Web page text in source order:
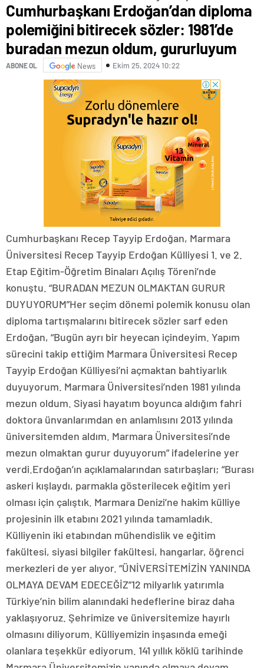
Cumhurbaşkanı Erdoğan’dan diploma
polemiğini bitirecek sözler: 1981’de
buradan mezun oldum, gururluyum
ABONE OL News Ekim 25, 2024 10:22
Cumhurbaşkanı Recep Tayyip Erdoğan, Marmara
Üniversitesi Recep Tayyip Erdoğan Külliyesi 1. ve 2.
Etap Eğitim-Öğretim Binaları Açılış Töreni’nde
konuştu. “BURADAN MEZUN OLMAKTAN GURUR
DUYUYORUM”Her seçim dönemi polemik konusu olan
diploma tartışmalarını bitirecek sözler sarf eden
Erdoğan, “Bugün ayrı bir heyecan içindeyim. Yapım
sürecini takip ettiğim Marmara Üniversitesi Recep
Tayyip Erdoğan Külliyesi’ni açmaktan bahtiyarlık
duyuyorum. Marmara Üniversitesi’nden 1981 yılında
mezun oldum. Siyasi hayatım boyunca aldığım fahri
doktora ünvanlarımdan en anlamlısını 2013 yılında
üniversitemden aldım. Marmara Üniversitesi’nde
mezun olmaktan gurur duyuyorum” ifadelerine yer
verdi.Erdoğan’ın açıklamalarından satırbaşları; “Burası
askeri kışlaydı, parmakla gösterilecek eğitim yeri
olması için çalıştık. Marmara Denizi’ne hakim külliye
projesinin ilk etabını 2021 yılında tamamladık.
Külliyenin iki etabından mühendislik ve eğitim
fakültesi, siyasi bilgiler fakültesi, hangarlar, öğrenci
merkezleri de yer alıyor. “ÜNİVERSİTEMİZİN YANINDA
OLMAYA DEVAM EDECEĞİZ”12 milyarlık yatırımla
Türkiye’nin bilim alanındaki hedeflerine biraz daha
yaklaşıyoruz. Şehrimize ve üniversitemize hayırlı
olmasını diliyorum. Külliyemizin inşasında emeği
olanlara teşekkür ediyorum. 141 yıllık köklü tarihinde